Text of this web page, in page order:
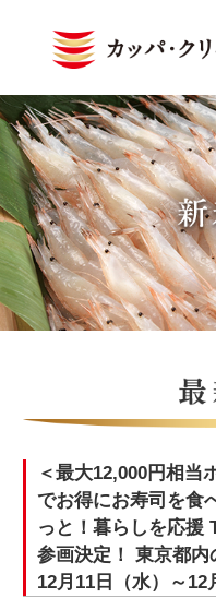
＜最大12,000円相当
でお得にお寿司を食
っと！暮らしを応援
参画決定！ 東京都
12月11日（水）～